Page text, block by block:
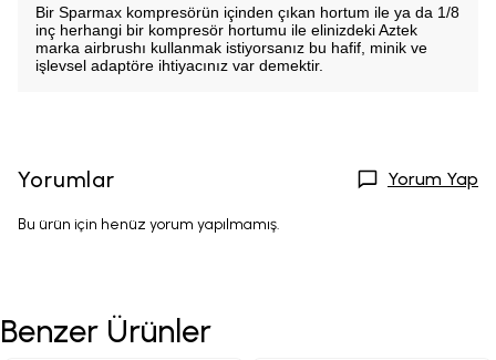
Bir Sparmax kompresörün içinden çıkan hortum ile ya da 1/8
inç herhangi bir kompresör hortumu ile elinizdeki Aztek
marka airbrushı kullanmak istiyorsanız bu hafif, minik ve
işlevsel adaptöre ihtiyacınız var demektir.
Yorumlar Yorum Yap
Bu ürün için henüz yorum yapılmamış.
Benzer Ürünler